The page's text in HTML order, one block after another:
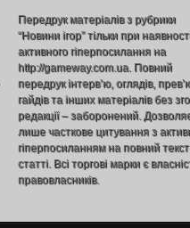
Передрук матеріалів з рубрики
“Новини ігор” тільки при
активного гіперпосилання на
http://gameway.com.ua. Повний
передрук інтерв’ю, оглядів,
гайдів та інших матеріалів без
редакції – заборонений.
лише часткове цитування з
гіперпосиланням на повний текст
статті. Всі торгові марки є
правовласників.